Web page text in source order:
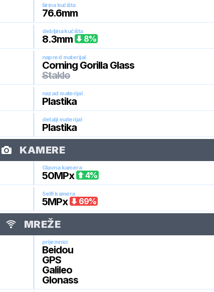
širina kućišta
76.6mm
debljina kućišta
8.3mm 8%
napred materijal
Corning Gorilla Glass
Staklo
nazad materijal
Plastika
detalji materijal
Plastika
KAMERE
Glavna kamera
50MPx 4%
Selfi kamera
5MPx 69%
MREŽE
prijemnici
Beidou
GPS
Galileo
Glonass